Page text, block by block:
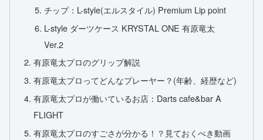
チップ：L-style(エルスタイル) Premium Lip point
L-style ダーツケース KRYSTAL ONE 有原竜太
Ver.2
有原竜太プロのグリップ解説
有原竜太プロってどんなプレーヤー？(年齢、経歴など)
有原竜太プロが働いているお店：Darts cafe&bar A
FLIGHT
有原竜太プロのすごさが分かる！？見ておくべき動画